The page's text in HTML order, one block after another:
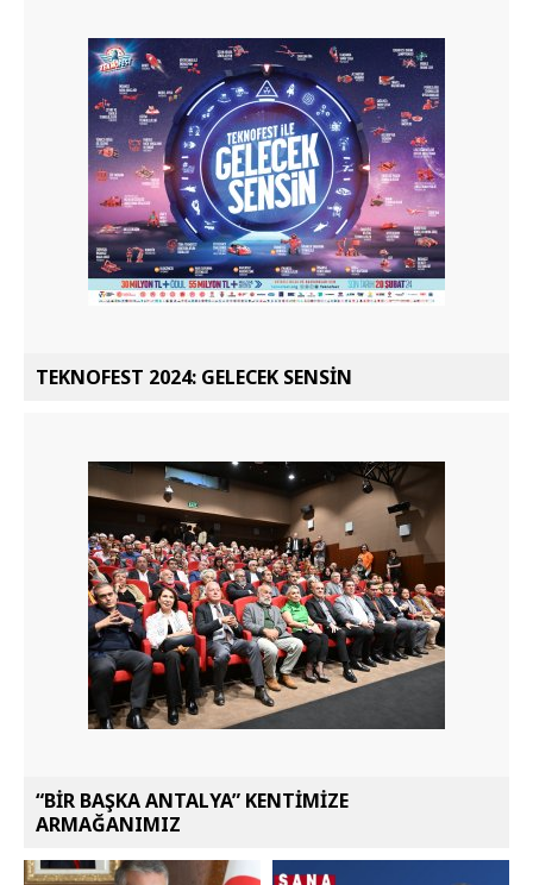
TEKNOFEST 2024: GELECEK SENSİN
“BİR BAŞKA ANTALYA” KENTİMİZE
ARMAĞANIMIZ